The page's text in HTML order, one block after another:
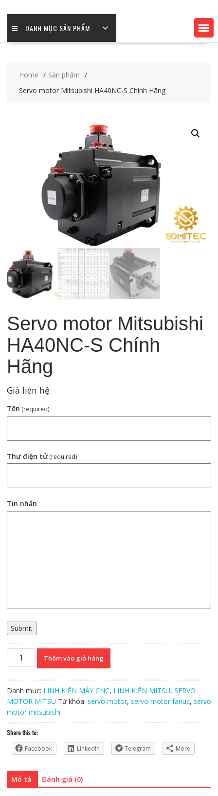
DANH MỤC SẢN PHẨM
Home
Sản phẩm
Servo motor Mitsubishi HA40NC-S Chính Hãng
Servo motor Mitsubishi
HA40NC-S Chính
Hãng
Giá liên hệ
Tên (required)
Thư điện tử (required)
Tin nhắn
Submit
Servo
motor
S
Chính
Hãng
số
Thêm vào giỏ hàng
Danh mục: LINH KIỆN MÁY CNC, LINH KIỆN MITSU, SERVO
MOTOR MITSU Từ khóa: servo motor, servo motor fanuc, servo
motor mitsubishi
Share this to:
Facebook
LinkedIn Telegram More
Mô tả Đánh giá (0)